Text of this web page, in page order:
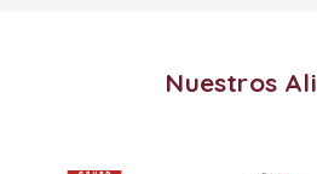
Nuestros